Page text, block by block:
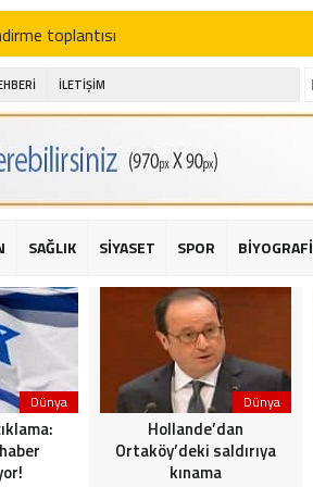
toplantısı
ziyaret etti
düzenlenecek
Paşa Camii’nde silahlı saldırı: 2 yaralı
saldırısına ilişkin açıklama
İLETİŞİM
SAĞLIK SİYASET SPOR BİYOGRAFİ
Dünya Dünya
Hollande’dan
Ortaköy’deki saldırıya
kınama